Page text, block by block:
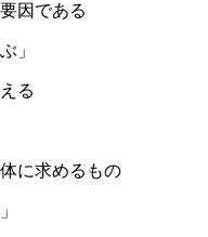
因である
」
る
に求めるもの